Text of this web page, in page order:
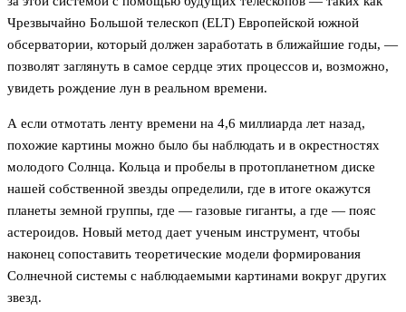
Чрезвычайно Большой телескоп (ELT) Европейской южной
обсерватории, который должен заработать в ближайшие годы, —
позволят заглянуть в самое сердце этих процессов и, возможно,
увидеть рождение лун в реальном времени.
А если отмотать ленту времени на 4,6 миллиарда лет назад,
похожие картины можно было бы наблюдать и в окрестностях
молодого Солнца. Кольца и пробелы в протопланетном диске
нашей собственной звезды определили, где в итоге окажутся
планеты земной группы, где — газовые гиганты, а где — пояс
астероидов. Новый метод дает ученым инструмент, чтобы
наконец сопоставить теоретические модели формирования
Солнечной системы с наблюдаемыми картинами вокруг других
звезд.